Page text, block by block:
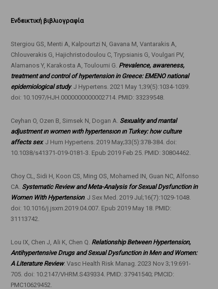
Ενδεικτική βιβλιογραφία
Stergiou GS, Menti A, Kalpourtzi N, Gavana M, Vantarakis A,
Chlouverakis G, Hajichristodoulou C, Trypsianis G, Voulgari PV,
Alamanos Y, Karakosta A, Touloumi G. Prevalence, awareness,
treatment and control of hypertension in Greece: EMENO national
epidemiological study. J Hypertens. 2021 May 1;39(5):1034-1039.
doi: 10.1097/HJH.0000000000002714. PMID: 33239548.
Ceyhan O, Ozen B, Simsek N, Dogan A. Sexualıty and marıtal
adjustment ın women wıth hypertensıon ın Turkey: how culture
affects sex. J Hum Hypertens. 2019 May;33(5):378-384. doi:
10.1038/s41371-019-0181-3. Epub 2019 Feb 25. PMID: 30804462.
Choy CL, Sidi H, Koon CS, Ming OS, Mohamed IN, Guan NC, Alfonso
CA. Systematic Review and Meta-Analysis for Sexual Dysfunction in
Women With Hypertension. J Sex Med. 2019 Jul;16(7):1029-1048.
doi: 10.1016/j.jsxm.2019.04.007. Epub 2019 May 18. PMID:
31113742.
Lou IX, Chen J, Ali K, Chen Q. Relationship Between Hypertension,
Antihypertensive Drugs and Sexual Dysfunction in Men and Women:
A Literature Review. Vasc Health Risk Manag. 2023 Nov 3;19:691-
705. doi: 10.2147/VHRM.S439334. PMID: 37941540; PMCID:
PMC10629452.